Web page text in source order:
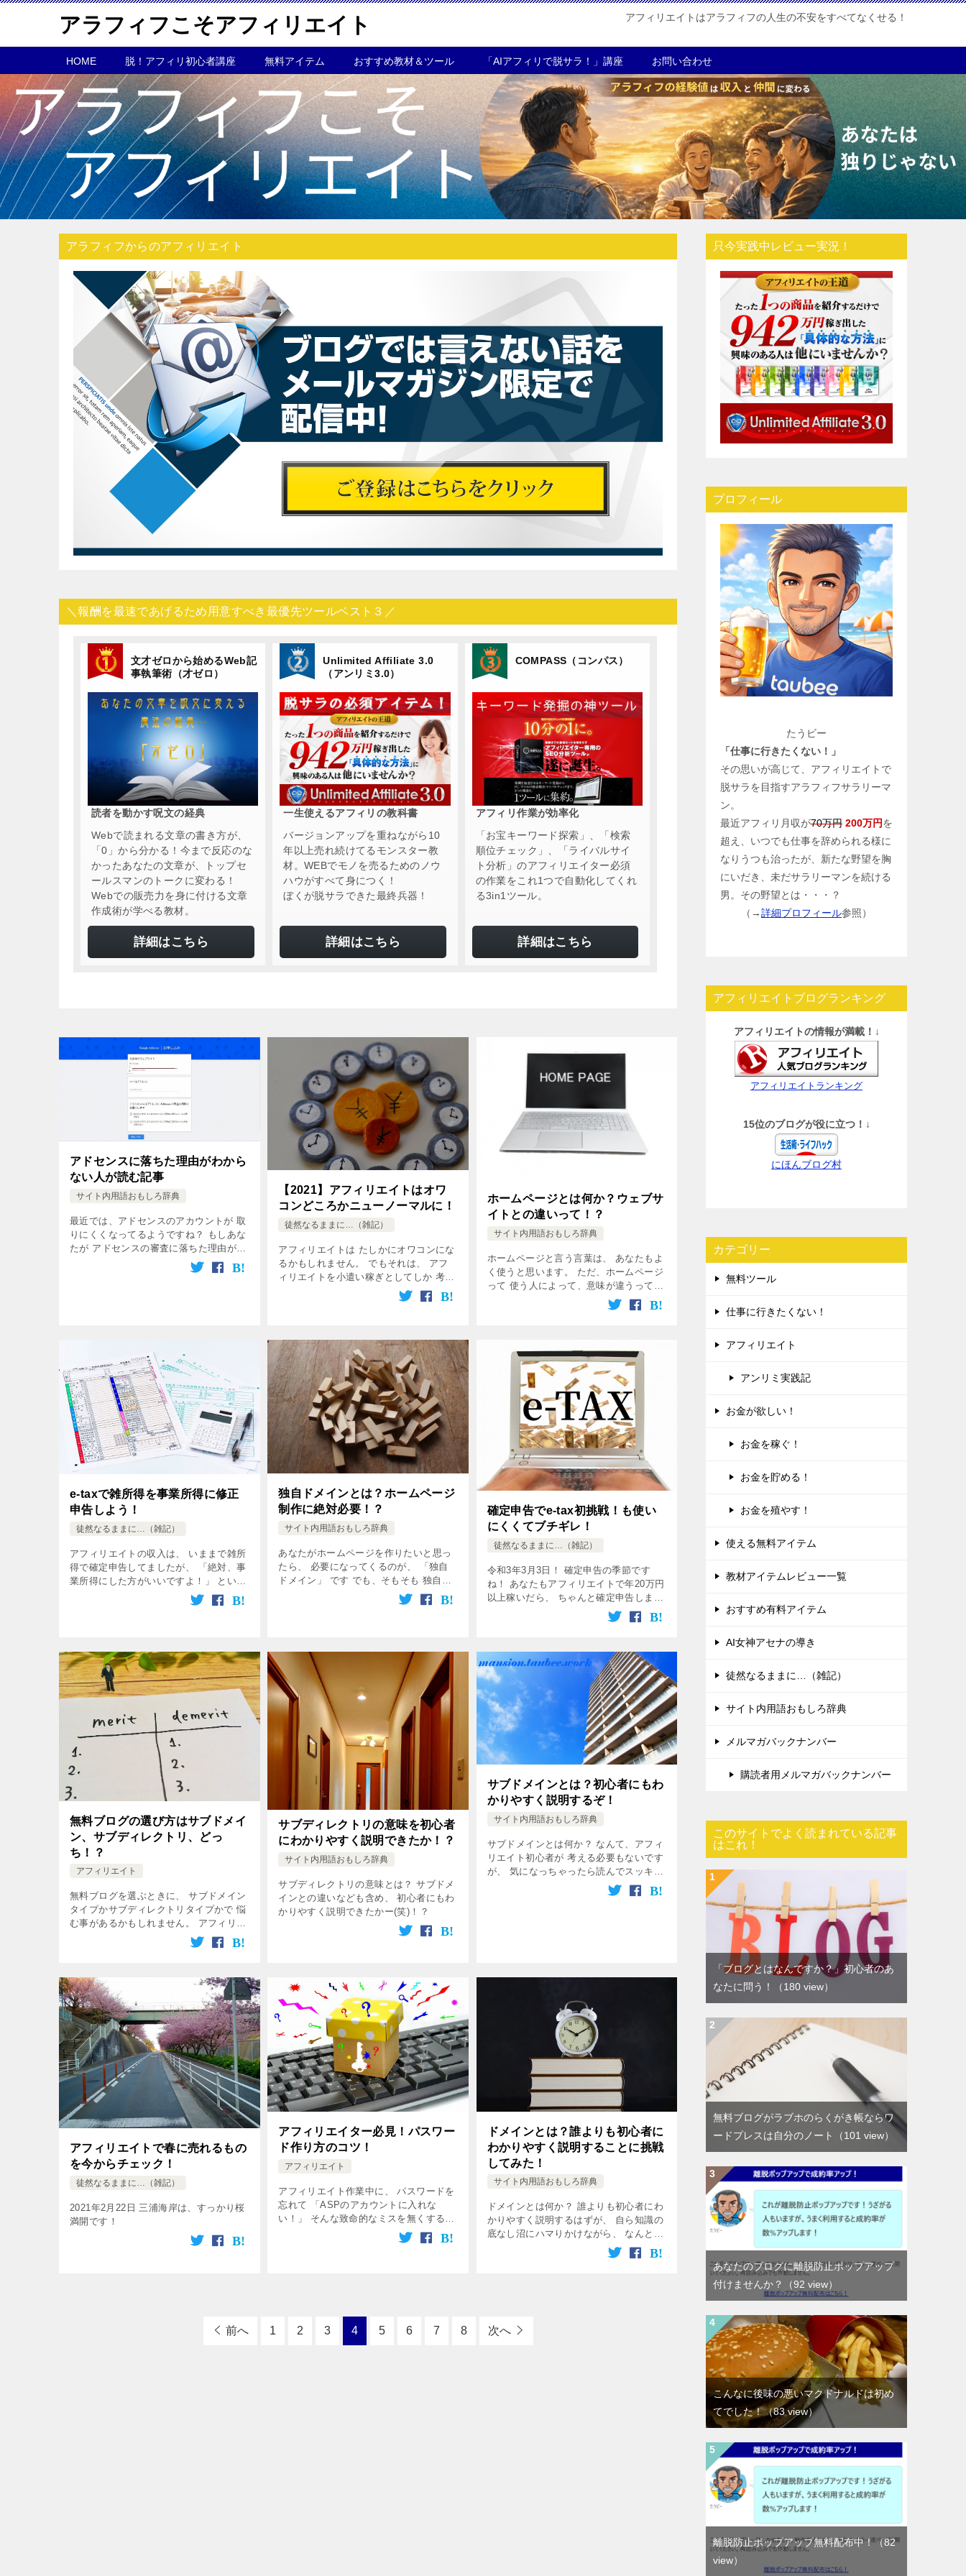
アラフィフこそアフィリエイト アフィリエイトはアラフィフの人生の不安をすべてなくせる！
HOME 脱！アフィリ初心者講座 無料アイテム おすすめ教材＆ツール 「AIアフィリで脱サラ！」講座 お問い合わせ
アラフィフからのアフィリエイト
＼報酬を最速であげるため用意すべき最優先ツールベスト３／
文才ゼロから始めるWeb記
事執筆術（才ゼロ）
読者を動かす呪文の経典
Webで読まれる文章の書き方が、
「0」から分かる！今まで反応のな
かったあなたの文章が、トップセ
ールスマンのトークに変わる！
Webでの販売力を身に付ける文章
作成術が学べる教材。
詳細はこちら
Unlimited Affiliate 3.0
（アンリミ3.0）
一生使えるアフィリの教科書
バージョンアップを重ねながら10
年以上売れ続けてるモンスター教
材。WEBでモノを売るためのノウ
ハウがすべて身につく！
ぼくが脱サラできた最終兵器！
詳細はこちら
COMPASS（コンパス）
アフィリ作業が効率化
「お宝キーワード探索」、「検索
順位チェック」、「ライバルサイ
ト分析」のアフィリエイター必須
の作業をこれ1つで自動化してくれ
る3in1ツール。
詳細はこちら
アドセンスに落ちた理由がわから
ない人が読む記事
サイト内用語おもしろ辞典
最近では、アドセンスのアカウントが 取
りにくくなってるようですね？ もしあな
たが アドセンスの審査に落ちた理由がわ
からないなら、 ぜひこの記事を読んでみ
【2021】アフィリエイトはオワ
コンどころかニューノーマルに！
徒然なるままに…（雑記）
アフィリエイトは たしかにオワコンにな
るかもしれません。 でもそれは、 アフ
ィリエイトを小遣い稼ぎとしてしか 考え
てない人にとってです！ なぜならこれか
らは、 アフィリエイトをビジネスとして
ホームページとは何か？ウェブサ
イトとの違いって！？
サイト内用語おもしろ辞典
ホームページと言う言葉は、 あなたもよ
く使うと思います。 ただ、ホームページ
って 使う人によって、意味が違うって知
e-taxで雑所得を事業所得に修正
申告しよう！
徒然なるままに…（雑記）
アフィリエイトの収入は、 いままで雑所
得で確定申告してましたが、 「絶対、事
業所得にした方がいいですよ！」 という
独自ドメインとは？ホームページ
制作に絶対必要！？
サイト内用語おもしろ辞典
あなたがホームページを作りたいと思っ
たら、 必要になってくるのが、 「独自
ドメイン」 です でも、そもそも 独自ド
メインってなんなんでしょう？
確定申告でe-tax初挑戦！も使い
にくくてブチギレ！
徒然なるままに…（雑記）
令和3年3月3日！ 確定申告の季節です
ね！ あなたもアフィリエイトで年20万円
以上稼いだら、 ちゃんと確定申告しまし
ょうね！ ぼくの周りのアフィリエイター
の何人かは、 税務調査にあって、 その
無料ブログの選び方はサブドメイ
ン、サブディレクトリ、どっ
ち！？
アフィリエイト
無料ブログを選ぶときに、 サブドメイン
タイプかサブディレクトリタイプかで 悩
む事があるかもしれません。 アフィリエ
イトで稼ごうと思ったら、 答えはたった
サブディレクトリの意味を初心者
にわかりやすく説明できたか！？
サイト内用語おもしろ辞典
サブディレクトリの意味とは？ サブドメ
インとの違いなども含め、 初心者にもわ
かりやすく説明できたかー(笑)！？
サブドメインとは？初心者にもわ
かりやすく説明するぞ！
サイト内用語おもしろ辞典
サブドメインとは何か？ なんて、アフィ
リエイト初心者が 考える必要もないです
が、 気になっちゃったら読んでスッキリ
アフィリエイトで春に売れるもの
を今からチェック！
徒然なるままに…（雑記）
2021年2月22日 三浦海岸は、すっかり桜
満開です！
アフィリエイター必見！パスワー
ド作り方のコツ！
アフィリエイト
アフィリエイト作業中に、 パスワードを
忘れて 「ASPのアカウントに入れな
い！」 そんな致命的なミスを無くする
パスワードの作り方のコツをご紹介しま
ドメインとは？誰よりも初心者に
わかりやすく説明することに挑戦
してみた！
サイト内用語おもしろ辞典
ドメインとは何か？ 誰よりも初心者にわ
かりやすく説明するはずが、 自ら知識の
底なし沼にハマりかけながら、 なんとか
書き上げたので、 読んでやって下さい
前へ 1 2 3 4 5 6 7 8 次へ
只今実践中レビュー実況！
プロフィール
たうビー
「仕事に行きたくない！」
その思いが高じて、アフィリエイトで
脱サラを目指すアラフィフサラリーマ
ン。
最近アフィリ月収が70万円 200万円を
超え、いつでも仕事を辞められる様に
なりうつも治ったが、新たな野望を胸
にいだき、未だサラリーマンを続ける
男。その野望とは・・・？
（→詳細プロフィール参照）
アフィリエイトブログランキング
アフィリエイトの情報が満載！↓
アフィリエイトランキング
15位のブログが役に立つ！↓
にほんブログ村
カテゴリー
無料ツール
仕事に行きたくない！
アフィリエイト
アンリミ実践記
お金が欲しい！
お金を稼ぐ！
お金を貯める！
お金を殖やす！
使える無料アイテム
教材アイテムレビュー一覧
おすすめ有料アイテム
AI女神アセナの導き
徒然なるままに…（雑記）
サイト内用語おもしろ辞典
メルマガバックナンバー
購読者用メルマガバックナンバー
このサイトでよく読まれている記事
はこれ！
「ブログとはなんですか？」初心者のあ
なたに問う！
（180 view）
無料ブログがラブホのらくがき帳ならワ
ードプレスは自分のノート
（101 view）
あなたのブログに離脱防止ポップアップ
付けませんか？
（92 view）
こんなに後味の悪いマクドナルドは初め
てでした！（83 view）
離脱防止ポップアップ無料配布中！（82
view）